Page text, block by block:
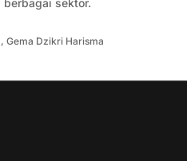
sektor.
, Gema Dzikri Harisma